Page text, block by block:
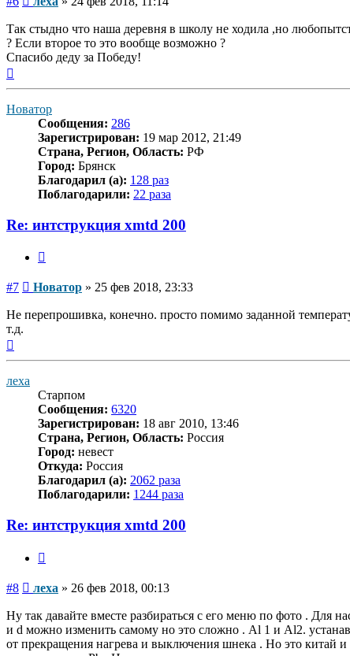
Так стыдно что наша деревня в школу не ходила ,но
? Если второе то это вообще возможно ?
Спасибо деду за Победу!
Новатор
Сообщения: 286
Зарегистрирован: 19 мар 2012, 21:49
Страна, Регион, Область: РФ
Город: Брянск
Благодарил (а): 128 раз
Поблагодарили: 22 раза
Re: интструкция xmtd 200
#7 Сообщение
Новатор » 25 фев 2018, 23:33
Не перепрошивка, конечно. просто помимо заданной
т.д.
к
леха
Старпом
Сообщения: 6320
Зарегистрирован: 18 авг 2010, 13:46
Страна, Регион, Область: Россия
Город: невест
Откуда: Россия
Благодарил (а): 2062 раза
Поблагодарили: 1244 раза
Re: интструкция xmtd 200
#8 Сообщение
леха » 26 фев 2018, 00:13
Ну так давайте вместе разбираться с его меню по фото . Для
и d можно изменить самому но это сложно . Al 1 и Аl2.
от прекращения нагрева и выключения шнека . Но это китай